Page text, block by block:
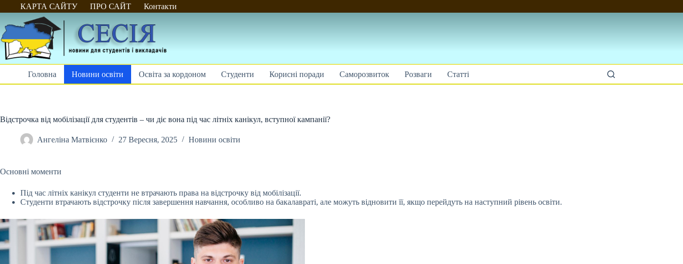
Перейти
до
КАРТА САЙТУ ПРО САЙТ Контакти
Головна Новини освіти Освіта за кордоном Студенти Корисні поради Саморозвиток Розваги Статті
Відстрочка від мобілізації для студентів – чи діє вона під час літніх канікул, вступної кампанії?
Ангеліна Матвієнко 27 Вересня, 2025 Новини освіти
Основні моменти
Під час літніх канікул студенти не втрачають права на відстрочку від мобілізації.
Студенти втрачають відстрочку після завершення навчання, особливо на бакалавраті, але можуть відновити її, якщо перейдуть на наступний рівень освіти.